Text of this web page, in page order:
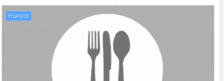
huevos